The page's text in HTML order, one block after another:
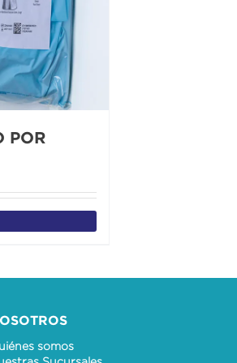
POR
somos